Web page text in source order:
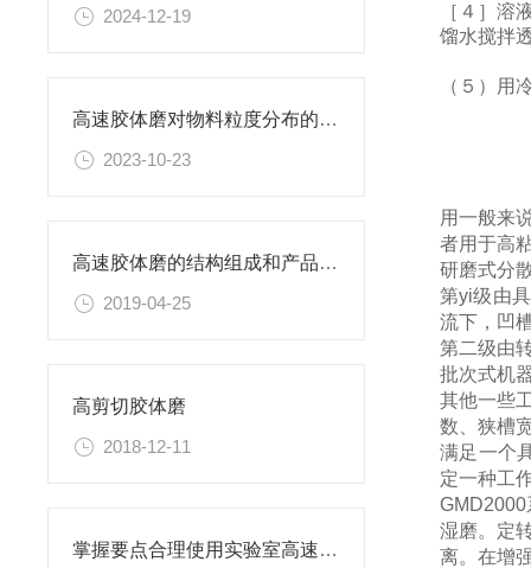
2024-12-19
高速胶体磨对物料粒度分布的影响研究
2023-10-23
高速胶体磨的结构组成和产品优势
2019-04-25
高剪切胶体磨
2018-12-11
掌握要点合理使用实验室高速分散机
［４］
馏水搅
（５）用
用一般来
者用于高
研磨式分
第yi级由
流下，凹
第二级由
批次式机
其他一些
数、狭槽
满足一个
定一种工
湿磨。定
离。在增